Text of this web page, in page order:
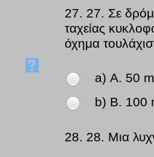
27. 27. Σε
ταχείας
όχημα
a) Α. 50
b) Β. 100
28. 28. Μια